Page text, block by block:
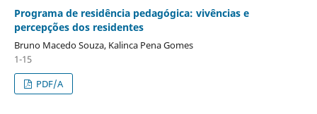
Programa de residência pedagógica: vivências e
percepções dos residentes
Bruno Macedo Souza, Kalinca Pena Gomes
1-15
PDF/A